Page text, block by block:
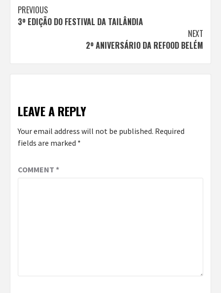
Continue
Reading
PREVIOUS
3º EDIÇÃO DO FESTIVAL DA TAILÂNDIA
NEXT
2º ANIVERSÁRIO DA REFOOD BELÉM
LEAVE A REPLY
Your email address will not be published. Required
fields are marked *
COMMENT *